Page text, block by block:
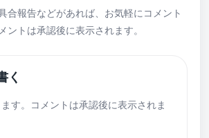
合報告などがあれば、お気軽にコメント
ントは承認後に表示されます。
く
す。コメントは承認後に表示されま